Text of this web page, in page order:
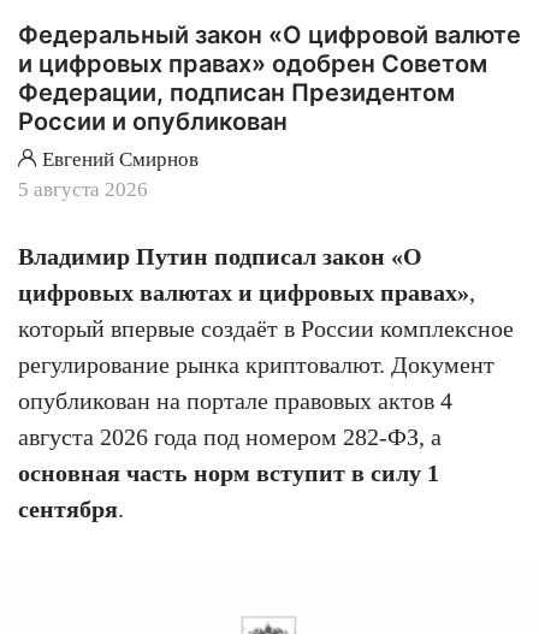
Федеральный закон «О цифровой валюте
и цифровых правах» одобрен Советом
Федерации, подписан Президентом
России и опубликован
Евгений Смирнов
5 августа 2026
Владимир Путин подписал закон «О
цифровых валютах и цифровых правах»,
который впервые создаёт в России комплексное
регулирование рынка криптовалют. Документ
опубликован на портале правовых актов 4
августа 2026 года под номером 282-ФЗ, а
основная часть норм вступит в силу 1
сентября.